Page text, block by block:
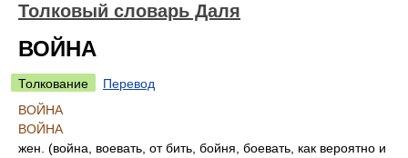
Толковый словарь Даля
ВОЙНА
Толкование
Перевод
ВОЙНА
ВОЙНА
жен. (война, воевать, от бить, бойня, боевать, как вероятно и